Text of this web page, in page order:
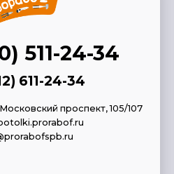
511-24-34
611-24-34
проспект, 105/107